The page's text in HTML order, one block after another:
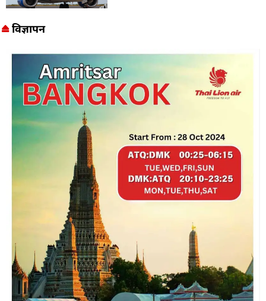
विज्ञापन